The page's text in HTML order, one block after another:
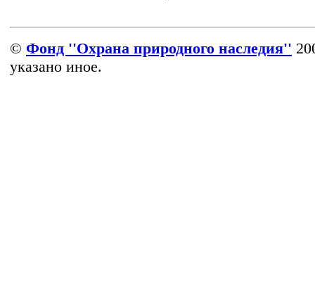
© Фонд ''Охрана природного наследия''
указано иное.